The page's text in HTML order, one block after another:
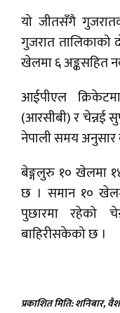
यो जीतसँगै
गुजरात तालिकाको
खेलमा ६ अङ्कसहित
आईपीएल
(आरसीबी) र चेन्नई
नेपाली समय
बेङ्गलुरु १० खेलमा
छ । समान १०
पुछारमा रहेको
बाहिरीसकेको छ ।
प्रकाशित मिति: शनिबार,